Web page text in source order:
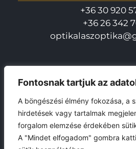
Fontosnak tartjuk az
A böngészési élmény fokozása, a
hirdetések vagy tartalmak
forgalom elemzése érdekében
A "Mindet elfogadom" gombra
+36 30 920
+36 26 342
Akciók Blog
ADATVÉDELMI